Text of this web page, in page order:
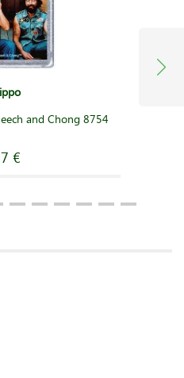
and Chong 8754
€